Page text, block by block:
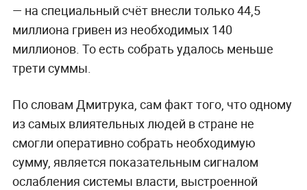
— на специальный счёт внесли только 44,5
миллиона гривен из необходимых 140
миллионов. То есть собрать удалось меньше
трети суммы.
По словам Дмитрука, сам факт того, что одному
из самых влиятельных людей в стране не
смогли оперативно собрать необходимую
сумму, является показательным сигналом
ослабления системы власти, выстроенной